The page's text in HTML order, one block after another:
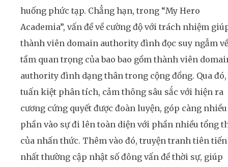
huống phức tạp. Chẳng hạn, trong “My Hero
Academia”, vấn đề về cường độ với trách nhiệm
thành viên domain authority đình đọc suy ngẫm về
tầm quan trọng của bao bao gồm thành viên
authority đình dạng thân trong cộng đồng. Qua đó,
tuấn kiệt phân tích, cảm thông sâu sắc với hiện ra
cương cứng quyết được đoàn luyện, góp càng nhiều
phần vào sự đi lên toàn diện với phần nhiều tổng
của nhấn thức. Thêm vào đó, truyện tranh tiên tiến
nhất thường cập nhật số đông vấn đề thời sự, giúp